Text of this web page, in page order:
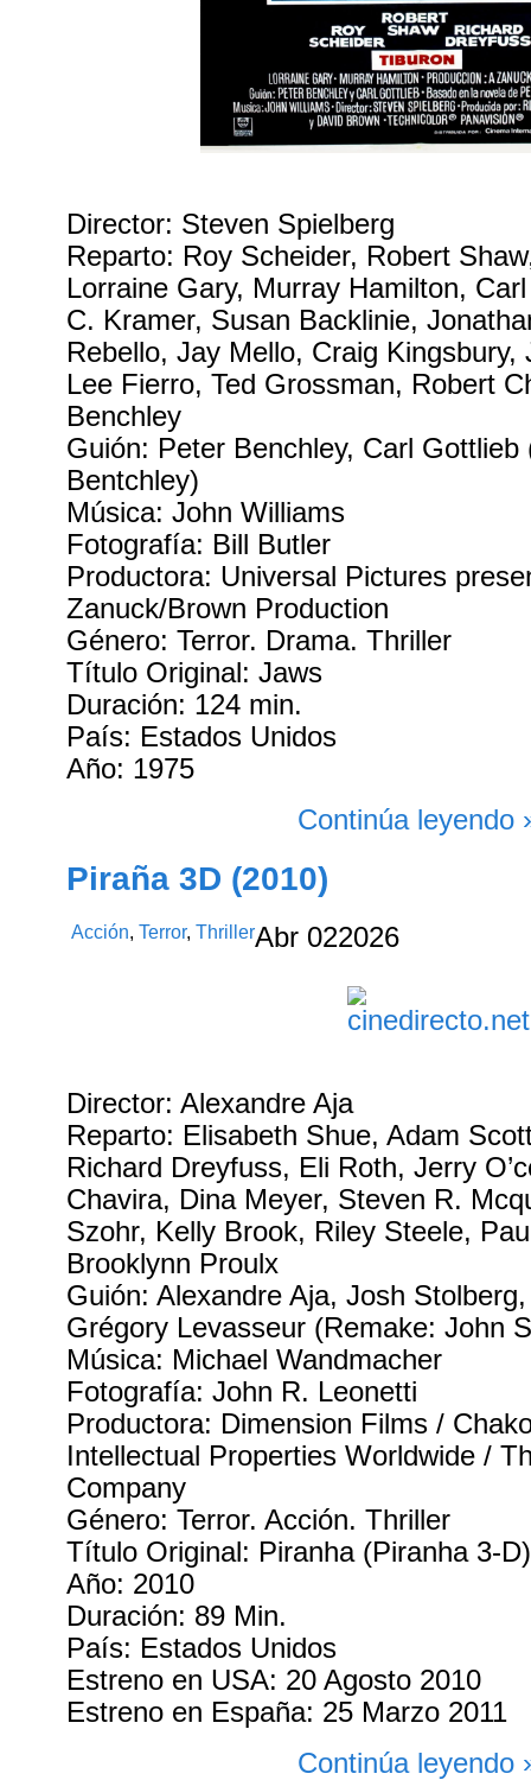
Director: Steven Spielberg
Reparto: Roy Scheider, Robert
Lorraine Gary, Murray Hamilton,
C. Kramer, Susan Backlinie,
Rebello, Jay Mello, Craig Kingsbury,
Lee Fierro, Ted Grossman, Robert
Benchley
Guión: Peter Benchley, Carl Gottlieb
Bentchley)
Música: John Williams
Fotografía: Bill Butler
Productora: Universal Pictures
Zanuck/Brown Production
Género: Terror. Drama. Thriller
Título Original: Jaws
Duración: 124 min.
País: Estados Unidos
Año: 1975
Continúa leyendo
Piraña 3D (2010)
Acción,Terror,ThrillerAbr 022026
Director: Alexandre Aja
Reparto: Elisabeth Shue, Adam
Richard Dreyfuss, Eli Roth, Jerry
Chavira, Dina Meyer, Steven R.
Szohr, Kelly Brook, Riley Steele,
Brooklynn Proulx
Guión: Alexandre Aja, Josh
Grégory Levasseur (Remake: John
Música: Michael Wandmacher
Fotografía: John R. Leonetti
Productora: Dimension Films /
Intellectual Properties Worldwide /
Company
Género: Terror. Acción. Thriller
Título Original: Piranha (Piranha 3-D)
Año: 2010
Duración: 89 Min.
País: Estados Unidos
Estreno en USA: 20 Agosto 2010
Estreno en España: 25 Marzo 2011
Continúa leyendo